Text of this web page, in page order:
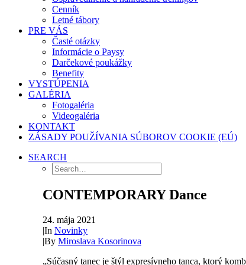
Cenník
Letné tábory
PRE VÁS
Časté otázky
Informácie o Paysy
Darčekové poukážky
Benefity
VYSTÚPENIA
GALÉRIA
Fotogaléria
Videogaléria
KONTAKT
ZÁSADY POUŽÍVANIA SÚBOROV COOKIE (EÚ)
SEARCH
CONTEMPORARY Dance
24. mája 2021
|In Novinky
|By Miroslava Kosorinova
„Súčasný tanec je štýl expresívneho tanca, ktorý